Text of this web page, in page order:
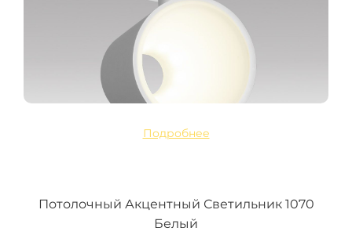
Подробнее
Потолочный Акцентный Светильник 1070
Белый